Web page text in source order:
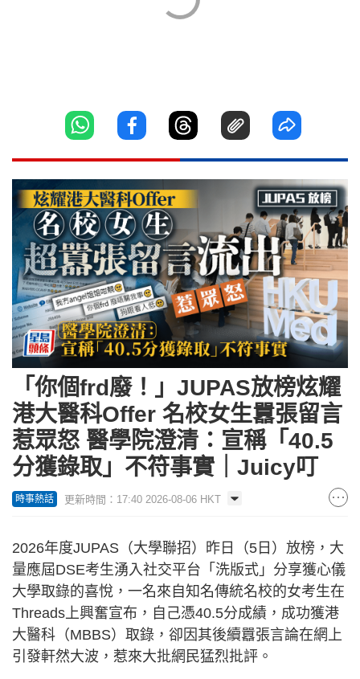
「你個frd廢！」JUPAS放榜炫耀
港大醫科Offer 名校女生囂張留言
惹眾怒 醫學院澄清：宣稱「40.5
分獲錄取」不符事實｜Juicy叮
時事熱話 更新時間：17:40 2026-08-06 HKT
2026年度JUPAS（大學聯招）昨日（5日）放榜，大
量應屆DSE考生湧入社交平台「洗版式」分享獲心儀
大學取錄的喜悅，一名來自知名傳統名校的女考生在
Threads上興奮宣布，自己憑40.5分成績，成功獲港
大醫科（MBBS）取錄，卻因其後續囂張言論在網上
引發軒然大波，惹來大批網民猛烈批評。